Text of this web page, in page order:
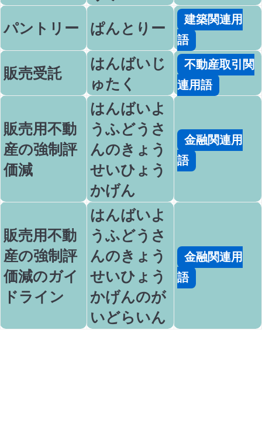
パントリー
ぱんとりー
建築関連用
語
販売受託
はんばいじ
ゅたく
不動産取引関
連用語
販売用不動
産の強制評
価減
はんばいよ
うふどうさ
んのきょう
せいひょう
かげん
金融関連用
語
販売用不動
産の強制評
価減のガイ
ドライン
はんばいよ
うふどうさ
んのきょう
せいひょう
かげんのが
いどらいん
金融関連用
語